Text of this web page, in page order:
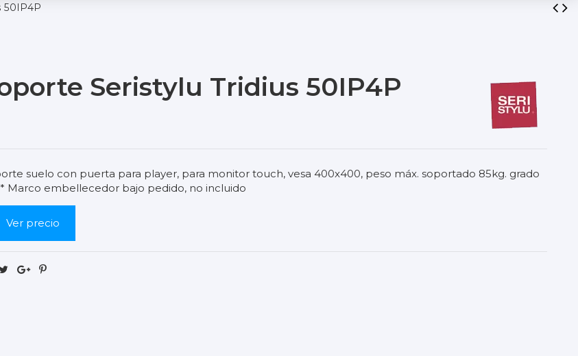
50IP4P
Seristylu Tridius 50IP4P
suelo con puerta para player, para monitor touch, vesa 400x400, peso máx. soportado 85kg. grado
* Marco embellecedor bajo pedido, no incluido
Ver precio